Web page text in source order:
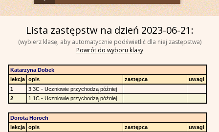
Lista zastępstw na dzień 2023-06-21:
(wybierz klasę, aby automatycznie podświetlić dla niej zastępstwa)
Powrót do wyboru klasy
Katarzyna Dobek
lekcja opis zastępca
uwagi
1
3 3C - Uczniowie przychodzą później
2
1 1C - Uczniowie przychodzą później
Dorota Horoch
lekcja opis zastępca uwagi